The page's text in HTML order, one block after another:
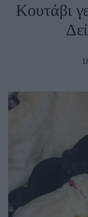
Fashion
Skincare
Well being
Ψυχολογία
Υγεία + Διατροφή
Κουτάβι